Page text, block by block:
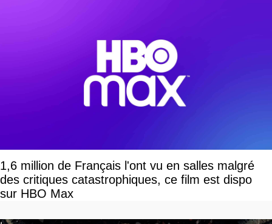
1,6 million de Français l'ont vu en salles malgré
des critiques catastrophiques, ce film est dispo
sur HBO Max